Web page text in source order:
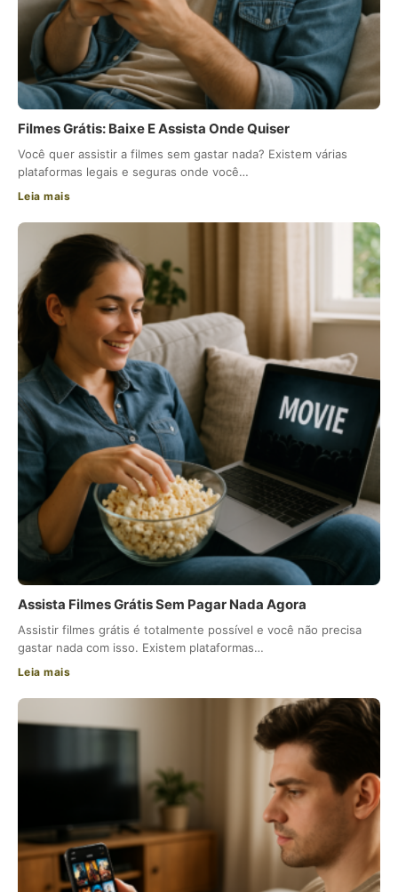
Filmes Grátis: Baixe E Assista Onde Quiser
Você quer assistir a filmes sem gastar nada? Existem várias
plataformas legais e seguras onde você…
Leia mais
Assista Filmes Grátis Sem Pagar Nada Agora
Assistir filmes grátis é totalmente possível e você não precisa
gastar nada com isso. Existem plataformas…
Leia mais